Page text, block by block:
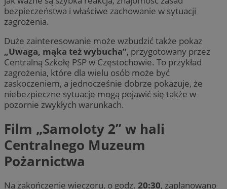
bezpieczeństwa i właściwe zachowanie w sytuacji
zagrożenia.
Duże zainteresowanie może wzbudzić także pokaz
„Uwaga, mąka też wybucha”, przygotowany przez
Centralną Szkołę PSP w Częstochowie. To przykład
zagrożenia, które dla wielu osób może być
zaskoczeniem, a jednocześnie dobrze pokazuje, że
niebezpieczne sytuacje mogą pojawić się także w
pozornie zwykłych warunkach.
Film „Samoloty 2” w hali
Centralnego Muzeum
Pożarnictwa
Na zakończenie wieczoru, o godz. 20:30, zaplanowano